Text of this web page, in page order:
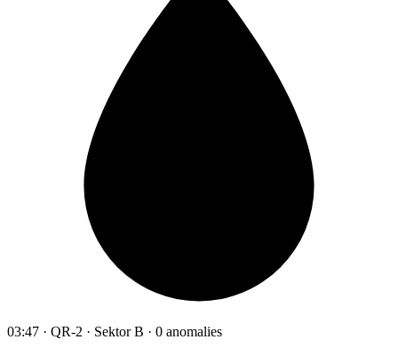
03:47 · QR-2 · Sektor B · 0 anomalies